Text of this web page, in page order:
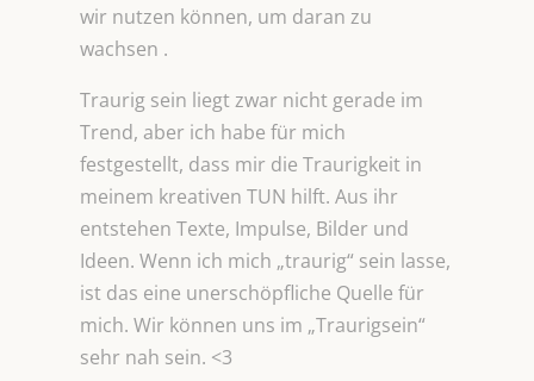
wir nutzen können, um daran zu
wachsen .
Traurig sein liegt zwar nicht gerade im
Trend, aber ich habe für mich
festgestellt, dass mir die Traurigkeit in
meinem kreativen TUN hilft. Aus ihr
entstehen Texte, Impulse, Bilder und
Ideen. Wenn ich mich „traurig“ sein lasse,
ist das eine unerschöpfliche Quelle für
mich. Wir können uns im „Traurigsein“
sehr nah sein. <3